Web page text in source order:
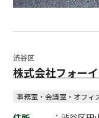
渋谷区
株式会社フォー
事務室・会議室・オフィ